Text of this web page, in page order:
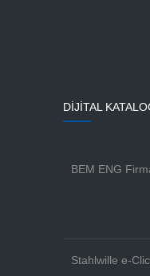
DİJİTAL
BEM ENG
Stahlwille e-